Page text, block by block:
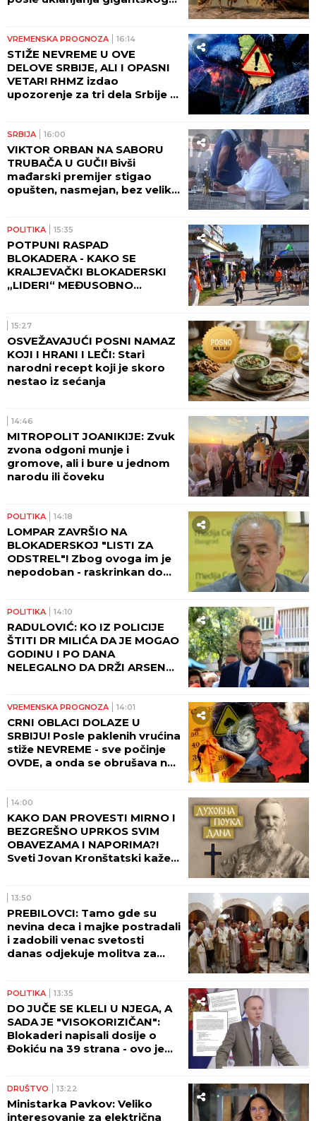
VREMENSKA PROGNOZA 16:14
STIŽE NEVREME U OVE
DELOVE SRBIJE, ALI I OPASNI
VETAR! RHMZ izdao
upozorenje za tri dela Srbije -
SRBIJA 16:00
VIKTOR ORBAN NA SABORU
TRUBAČA U GUČI! Bivši
mađarski premijer stigao
opušten, nasmejan, bez velike
POLITIKA 15:35
POTPUNI RASPAD
BLOKADERA - KAKO SE
KRALJEVAČKI BLOKADERSKI
„LIDERI“ MEĐUSOBNO
15:27
OSVEŽAVAJUĆI POSNI NAMAZ
KOJI I HRANI I LEČI: Stari
narodni recept koji je skoro
nestao iz sećanja
14:46
MITROPOLIT JOANIKIJE: Zvuk
zvona odgoni munje i
gromove, ali i bure u jednom
narodu ili čoveku
POLITIKA 14:18
LOMPAR ZAVRŠIO NA
BLOKADERSKOJ "LISTI ZA
ODSTREL"! Zbog ovoga im je
nepodoban - raskrinkan do
POLITIKA 14:10
RADULOVIĆ: KO IZ POLICIJE
ŠTITI DR MILIĆA DA JE MOGAO
GODINU I PO DANA
NELEGALNO DA DRŽI ARSENAL
VREMENSKA PROGNOZA 14:01
CRNI OBLACI DOLAZE U
SRBIJU! Posle paklenih vrućina
stiže NEVREME - sve počinje
OVDE, a onda se obrušava na
14:00
KAKO DAN PROVESTI MIRNO I
BEZGREŠNO UPRKOS SVIM
OBAVEZAMA I NAPORIMA?!
Sveti Jovan Kronštatski kaže
13:50
PREBILOVCI: Tamo gde su
nevina deca i majke postradali
i zadobili venac svetosti
danas odjekuje molitva za
POLITIKA 13:35
DO JUČE SE KLELI U NJEGA, A
SADA JE "VISOKORIZIČAN":
Blokaderi napisali dosije o
Đokiću na 39 strana - ovo je
DRUŠTVO 13:22
Ministarka Pavkov: Veliko
interesovanje za električna